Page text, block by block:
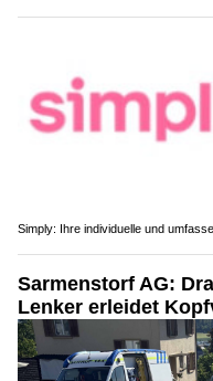
Simply: Ihre individuelle und
Sarmenstorf AG:
Lenker erleidet